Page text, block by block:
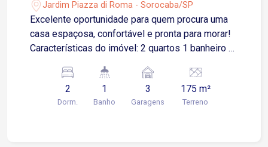
Jardim Piazza di Roma - Sorocaba/SP
Excelente oportunidade para quem procura uma
casa espaçosa, confortável e pronta para morar!
Características do imóvel: 2 quartos 1 banheiro +
Terreno de 175 m² 160 m² de área construída
Localizada no bairro Piazza di Roma, em
Sorocaba, uma região tranquila e com fácil
2
Dorm.
1
Banho
3
Garagens
175 m²
Terreno